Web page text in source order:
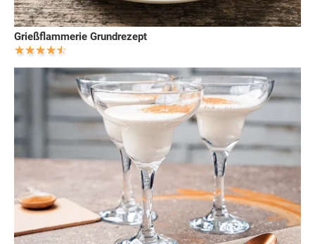
Grießflammerie Grundrezept